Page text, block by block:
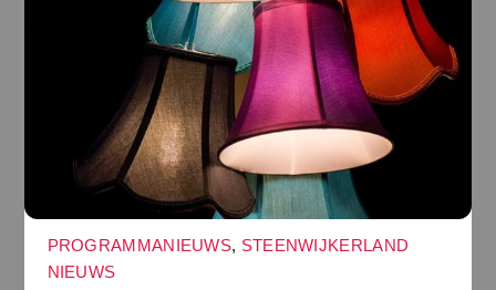
PROGRAMMANIEUWS, STEENWIJKERLAND
NIEUWS